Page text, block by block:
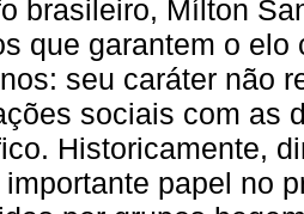
brasileiro, Mílton
que garantem o
seu caráter não
sociais com as
Historicamente,
papel no